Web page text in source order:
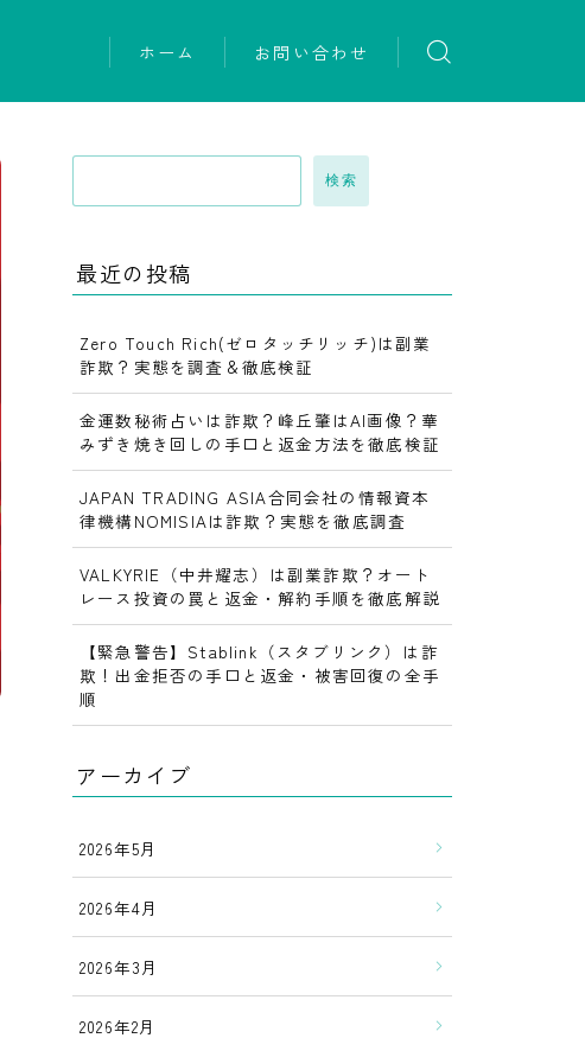
ホーム お問い合わせ
検索
最近の投稿
Zero Touch Rich(ゼロタッチリッチ)は副業
詐欺？実態を調査＆徹底検証
金運数秘術占いは詐欺？峰丘肇はAI画像？華
みずき焼き回しの手口と返金方法を徹底検証
JAPAN TRADING ASIA合同会社の情報資本
律機構NOMISIAは詐欺？実態を徹底調査
VALKYRIE（中井耀志）は副業詐欺？オート
レース投資の罠と返金・解約手順を徹底解説
【緊急警告】Stablink（スタブリンク）は詐
欺！出金拒否の手口と返金・被害回復の全手
順
アーカイブ
2026年5月
2026年4月
2026年3月
2026年2月